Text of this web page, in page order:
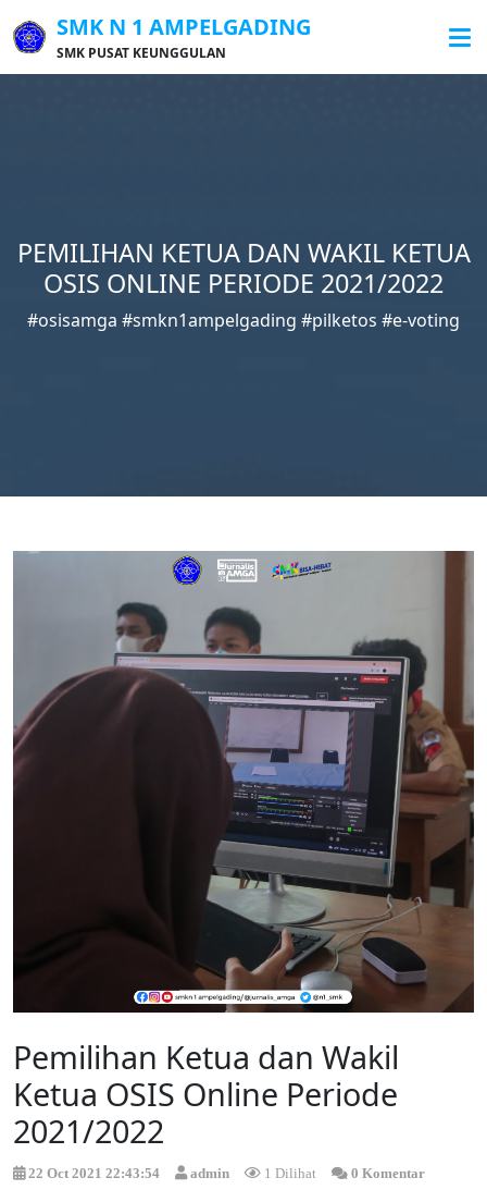
SMK N 1 AMPELGADING
SMK PUSAT KEUNGGULAN
PEMILIHAN KETUA DAN WAKIL KETUA
OSIS ONLINE PERIODE 2021/2022
#osisamga #smkn1ampelgading #pilketos #e-voting
Pemilihan Ketua dan Wakil
Ketua OSIS Online Periode
2021/2022
22 Oct 2021 22:43:54 admin 1 Dilihat 0 Komentar